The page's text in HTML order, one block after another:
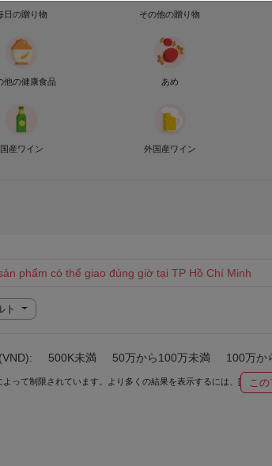
日の贈り物 その他の贈り物
他の健康食品 あめ
国産ワイン 外国産ワイン
phẩm có thể giao đúng giờ tại TP Hồ Chí Minh
ト
500K未満 50万から100万未満 100万か
って制限されています。より多くの結果を表示するには、[ こ